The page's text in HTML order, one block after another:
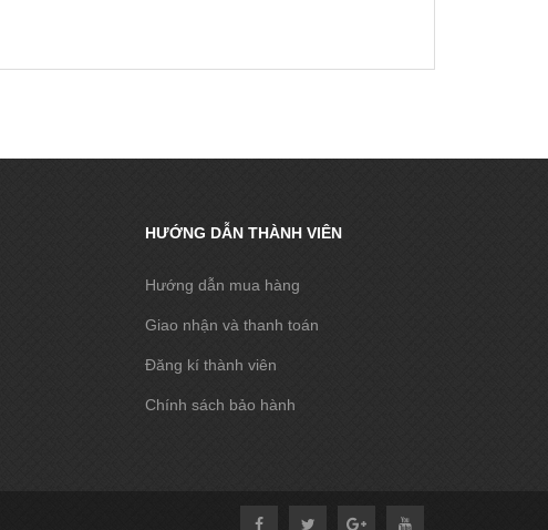
HƯỚNG DẪN THÀNH VIÊN
Hướng dẫn mua hàng
Giao nhận và thanh toán
Đăng kí thành viên
Chính sách bảo hành